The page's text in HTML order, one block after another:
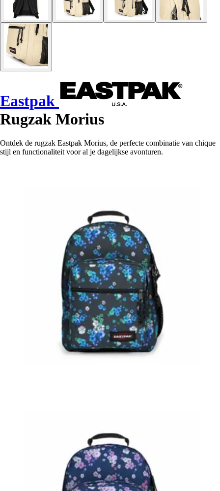
Eastpak
Rugzak Morius
Ontdek de rugzak Eastpak Morius, de perfecte combinatie van chique
stijl en functionaliteit voor al je dagelijkse avonturen.